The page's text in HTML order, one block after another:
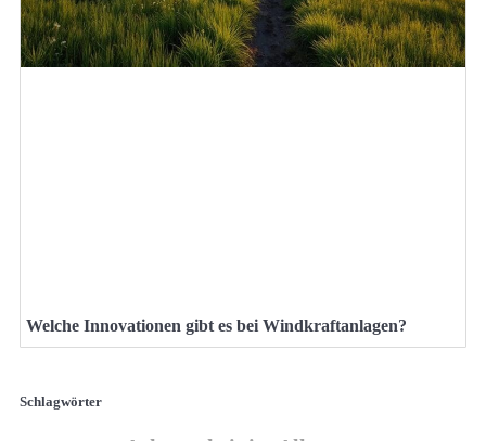
Welche Innovationen gibt es bei Windkraftanlagen?
Schlagwörter